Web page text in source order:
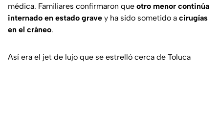
médica. Familiares confirmaron que otro menor continúa
internado en estado grave y ha sido sometido a cirugías
en el cráneo.
Así era el jet de lujo que se estrelló cerca de Toluca